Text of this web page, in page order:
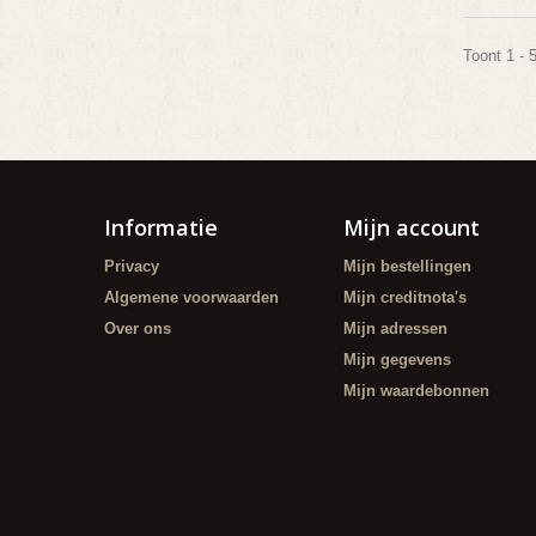
Toont 1 -
Informatie
Privacy
Algemene voorwaarden
Over ons
Mijn account
Mijn bestellingen
Mijn creditnota's
Mijn adressen
Mijn gegevens
Mijn waardebonnen